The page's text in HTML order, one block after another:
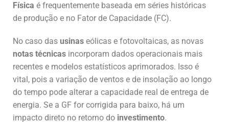
Física é frequentemente baseada em séries históricas
de produção e no Fator de Capacidade (FC).
No caso das usinas eólicas e fotovoltaicas, as novas
notas técnicas incorporam dados operacionais mais
recentes e modelos estatísticos aprimorados. Isso é
vital, pois a variação de ventos e de insolação ao longo
do tempo pode alterar a capacidade real de entrega de
energia. Se a GF for corrigida para baixo, há um
impacto direto no retorno do investimento.